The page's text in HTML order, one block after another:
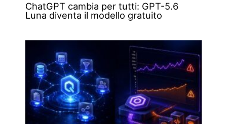
ChatGPT cambia per tutti: GPT-5.6
Luna diventa il modello gratuito